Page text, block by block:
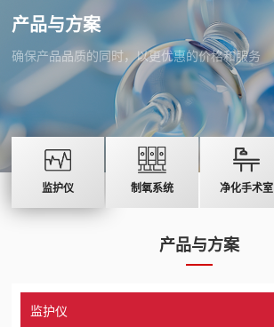
产品与方案
确保产品品质的同时，以更优惠的价格和服务
监护仪 制氧系统 净化手术室
产品与方案
监护仪